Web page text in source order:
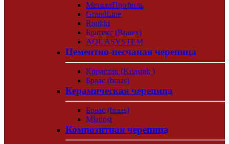
МеталлПрофиль
GrandLine
Ruukki
Братекс (Bratex)
AQUASYSTEM
Цементно-песчаная черепица
Криастак (Kriastak )
Браас (braas)
Керамическая черепица
Браас (braas)
Mladost
Композитная черепица